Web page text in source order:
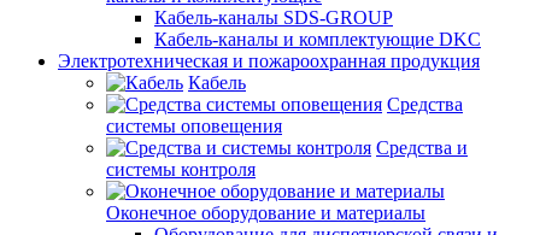
Кабель-каналы SDS-GROUP
Кабель-каналы и комплектующие DKC
Электротехническая и пожароохранная продукция
Кабель
Средства
системы оповещения
Средства и
системы контроля
Оконечное оборудование и материалы